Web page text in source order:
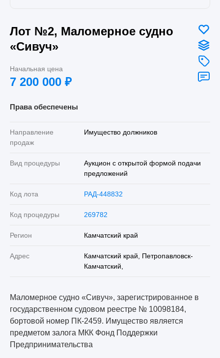
Лот №2, Маломерное судно
«Сивуч»
Начальная цена
7 200 000 ₽
Права обеспечены
Направление
продаж
Имущество должников
Вид процедуры
Аукцион с открытой формой подачи
предложений
Код лота РАД-448832
Код процедуры 269782
Регион Камчатский край
Адрес
Камчатский край, Петропавловск-
Камчатский,
Маломерное судно «Сивуч», зарегистрированное в
государственном судовом реестре № 10098184,
бортовой номер ПК-2459. Имущество является
предметом залога МКК Фонд Поддержки
Предпринимательства